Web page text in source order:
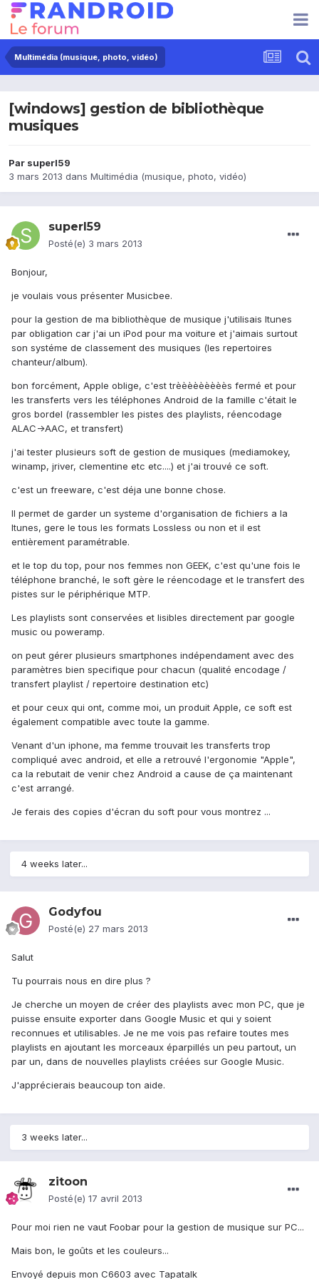
Multimédia (musique, photo, vidéo)
[windows] gestion de bibliothèque
musiques
Par superl59
3 mars 2013 dans Multimédia (musique, photo, vidéo)
superl59
Posté(e) 3 mars 2013
Bonjour,
je voulais vous présenter Musicbee.
pour la gestion de ma bibliothèque de musique j'utilisais Itunes
par obligation car j'ai un iPod pour ma voiture et j'aimais surtout
son systéme de classement des musiques (les repertoires
chanteur/album).
bon forcément, Apple oblige, c'est trèèèèèèèèès fermé et pour
les transferts vers les téléphones Android de la famille c'était le
gros bordel (rassembler les pistes des playlists, réencodage
ALAC->AAC, et transfert)
j'ai tester plusieurs soft de gestion de musiques (mediamokey,
winamp, jriver, clementine etc etc....) et j'ai trouvé ce soft.
c'est un freeware, c'est déja une bonne chose.
Il permet de garder un systeme d'organisation de fichiers a la
Itunes, gere le tous les formats Lossless ou non et il est
entièrement paramétrable.
et le top du top, pour nos femmes non GEEK, c'est qu'une fois le
téléphone branché, le soft gère le réencodage et le transfert des
pistes sur le périphérique MTP.
Les playlists sont conservées et lisibles directement par google
music ou poweramp.
on peut gérer plusieurs smartphones indépendament avec des
paramètres bien specifique pour chacun (qualité encodage /
transfert playlist / repertoire destination etc)
et pour ceux qui ont, comme moi, un produit Apple, ce soft est
également compatible avec toute la gamme.
Venant d'un iphone, ma femme trouvait les transferts trop
compliqué avec android, et elle a retrouvé l'ergonomie "Apple",
ca la rebutait de venir chez Android a cause de ça maintenant
c'est arrangé.
Je ferais des copies d'écran du soft pour vous montrez ...
4 weeks later...
Godyfou
Posté(e) 27 mars 2013
Salut
Tu pourrais nous en dire plus ?
Je cherche un moyen de créer des playlists avec mon PC, que je
puisse ensuite exporter dans Google Music et qui y soient
reconnues et utilisables. Je ne me vois pas refaire toutes mes
playlists en ajoutant les morceaux éparpillés un peu partout, un
par un, dans de nouvelles playlists créées sur Google Music.
J'apprécierais beaucoup ton aide.
3 weeks later...
zitoon
Posté(e) 17 avril 2013
Pour moi rien ne vaut Foobar pour la gestion de musique sur PC...
Mais bon, le goûts et les couleurs...
Envoyé depuis mon C6603 avec Tapatalk